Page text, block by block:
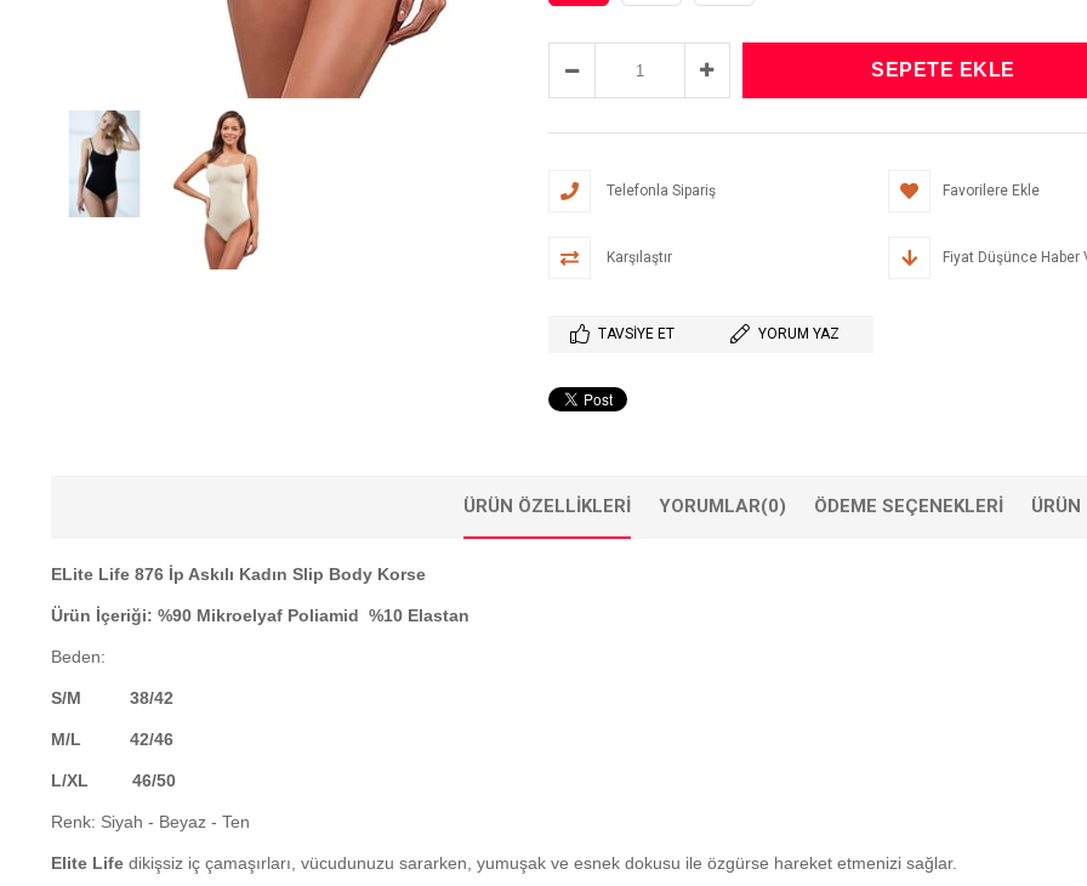
Telefonla Sipariş Favorilere Ekle
Karşılaştır Fiyat Düşünce Haber
TAVSIYE ET YORUM YAZ
ÜRÜN ÖZELLIKLERI YORUMLAR(0) ÖDEME SEÇENEKLERI ÜRÜN
ELite Life 876 İp Askılı Kadın Slip Body Korse
Ürün İçeriği: %90 Mikroelyaf Poliamid %10 Elastan
Beden:
S/M 38/42
M/L 42/46
L/XL 46/50
Renk: Siyah - Beyaz - Ten
Elite Life dikişsiz iç çamaşırları, vücudunuzu sararken, yumuşak ve esnek dokusu ile özgürse hareket etmenizi sağlar.